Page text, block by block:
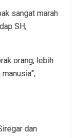
sangat marah
SH,
orang, lebih
dan